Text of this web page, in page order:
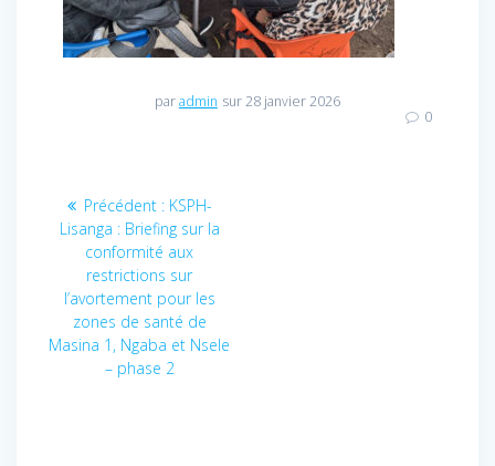
paradmin sur 28 janvier 2026
0
Navigation
l’article
Précédent : Article
précédent
:
KSPH-
Lisanga : Briefing sur la
conformité aux
restrictions sur
l’avortement pour les
zones de santé de
Masina 1, Ngaba et Nsele
– phase 2